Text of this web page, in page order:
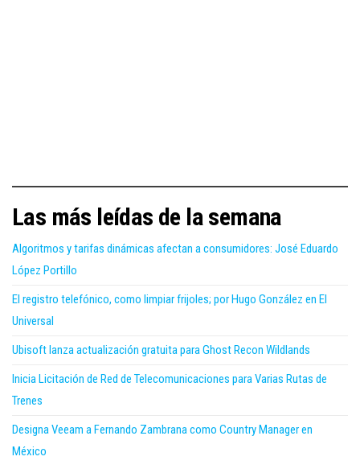
Las más leídas de la semana
Algoritmos y tarifas dinámicas afectan a consumidores: José Eduardo
López Portillo
El registro telefónico, como limpiar frijoles; por Hugo González en El
Universal
Ubisoft lanza actualización gratuita para Ghost Recon Wildlands
Inicia Licitación de Red de Telecomunicaciones para Varias Rutas de
Trenes
Designa Veeam a Fernando Zambrana como Country Manager en
México